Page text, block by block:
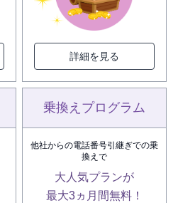
詳細を見る
乗換えプログラム
他社からの電話番号引継ぎでの乗
換えで
大人気プランが
最大3ヵ月間無料！